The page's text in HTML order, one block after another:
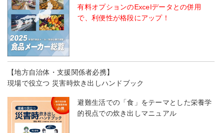
有料オプションのExcelデータとの併用
で、利便性が格段にアップ！
【地方自治体・支援関係者必携】
現場で役立つ 災害時炊き出しハンドブック
避難生活での「食」をテーマとした栄養学
的視点での炊き出しマニュアル